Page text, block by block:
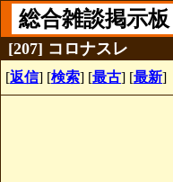
総合雑談掲示板
[207] コロナスレ
[返信] [検索] [最古] [最新]